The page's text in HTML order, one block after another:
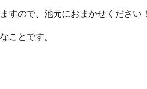
すので、池元におまかせください！
ことです。